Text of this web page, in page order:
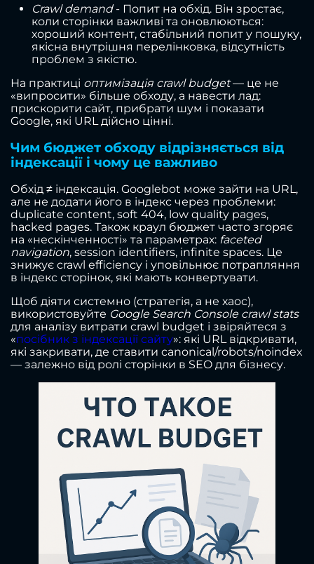
Crawl demand- Попит на обхід. Він зростає,
коли сторінки важливі та оновлюються:
хороший контент, стабільний попит у пошуку,
якісна внутрішня перелінковка, відсутність
проблем з якістю.
На практиці оптимізація crawl budget— це не
«випросити» більше обходу, а навести лад:
прискорити сайт, прибрати шум і показати
Google, які URL дійсно цінні.
Чим бюджет обходу відрізняється від
індексації і чому це важливо
Обхід ≠ індексація. Googlebot може зайти на URL,
але не додати його в індекс через проблеми:
duplicate content, soft 404, low quality pages,
hacked pages. Також краул бюджет часто згоряє
на «нескінченності» та параметрах: faceted
navigation, session identifiers, infinite spaces. Це
знижує crawl efficiency і уповільнює потрапляння
в індекс сторінок, які мають конвертувати.
Щоб діяти системно (стратегія, а не хаос),
використовуйте Google Search Console crawl stats
для аналізу витрати crawl budget і звіряйтеся з
«посібник з індексації сайту»: які URL відкривати,
які закривати, де ставити canonical/robots/noindex
— залежно від ролі сторінки в SEO для бізнесу.